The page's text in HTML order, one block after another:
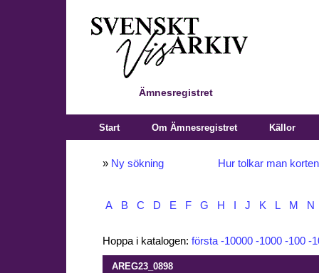
Ämnesregistret
Start Om Ämnesregistret Källor
» Ny sökning Hur tolkar man
A B C D E F G H J K L M N
Hoppa i katalogen: första -10000 -1000 -100 -
AREG23_0898